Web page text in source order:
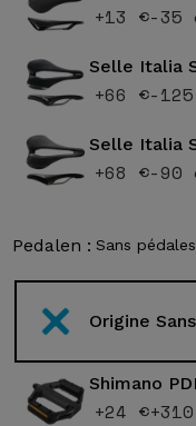
+13 €-35
Selle Italia
+66 €-
Selle Italia
+68 €-90
Pedalen : Sans pédales
Origine
Shimano
+24 €